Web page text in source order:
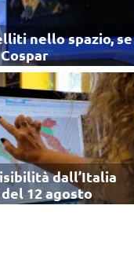
nello spazio, se
dall’Italia
12 agosto